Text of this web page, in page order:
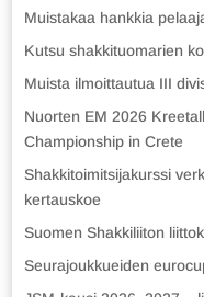
Muistakaa hankkia
Kutsu shakkituomarien
Muista ilmoittautua III
Nuorten EM 2026
Championship in Crete
Shakkitoimitsijakurssi
kertauskoe
Suomen Shakkiliiton
Seurajoukkueiden